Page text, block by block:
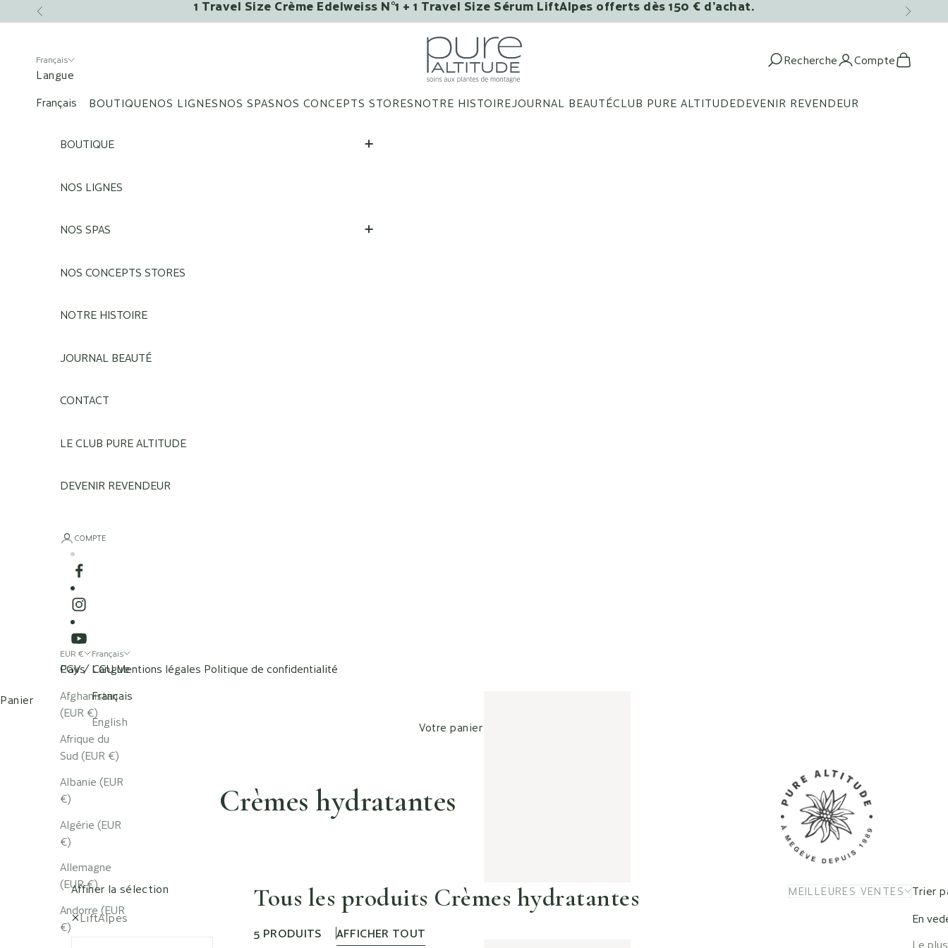
Passer au contenu
Précédent
1 Travel Size Crème Edelweiss N°1 + 1 Travel Size Sérum LiftAlpes offerts dès 150 € d’achat.
Suivant
Français
Langue
Français
Pure Altitude
BOUTIQUENOS LIGNESNOS SPASNOS CONCEPTS STORESNOTRE HISTOIREJOURNAL BEAUTÉCLUB PURE ALTITUDEDEVENIR REVENDEUR
Ouvrir la recherche
Recherche Ouvrir le
Compte
BOUTIQUE
NOS LIGNES
NOS SPAS
NOS CONCEPTS STORES
NOTRE HISTOIRE
JOURNAL BEAUTÉ
CONTACT
LE CLUB PURE ALTITUDE
DEVENIR REVENDEUR
COMPTE
EUR €
Pays
Afghanistan
(EUR €)
Afrique du
Sud (EUR €)
Albanie (EUR
€)
Algérie (EUR
€)
Allemagne
(EUR €)
Andorre (EUR
€)
Français
Langue
Français
English
CGV / CGU Mentions légales Politique de confidentialité
Panier
Votre panier est vide
Crèmes hydratantes
Affiner la sélection
LiftAlpes
MEILLEURES VENTES
Trier
En
Le plus
Tous les produits Crèmes hydratantes
5 PRODUITS AFFICHER TOUT